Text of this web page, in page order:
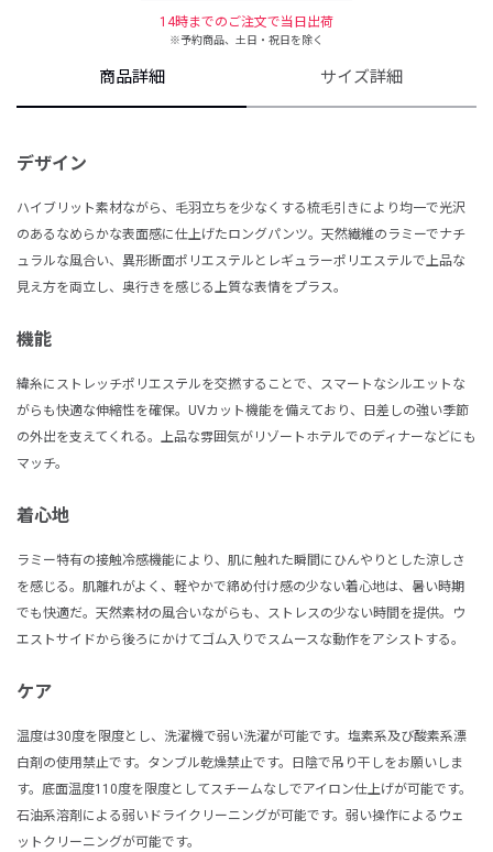
14時までのご注文で当日出荷
※予約商品、土日・祝日を除く
商品詳細 サイズ詳細
デザイン
ハイブリット素材ながら、毛羽立ちを少なくする梳毛引きにより均一で光沢
のあるなめらかな表面感に仕上げたロングパンツ。天然繊維のラミーでナチ
ュラルな風合い、異形断面ポリエステルとレギュラーポリエステルで上品な
見え方を両立し、奥行きを感じる上質な表情をプラス。
機能
緯糸にストレッチポリエステルを交撚することで、スマートなシルエットな
がらも快適な伸縮性を確保。UVカット機能を備えており、日差しの強い季節
の外出を支えてくれる。上品な雰囲気がリゾートホテルでのディナーなどにも
マッチ。
着心地
ラミー特有の接触冷感機能により、肌に触れた瞬間にひんやりとした涼しさ
を感じる。肌離れがよく、軽やかで締め付け感の少ない着心地は、暑い時期
でも快適だ。天然素材の風合いながらも、ストレスの少ない時間を提供。ウ
エストサイドから後ろにかけてゴム入りでスムースな動作をアシストする。
ケア
温度は30度を限度とし、洗濯機で弱い洗濯が可能です。塩素系及び酸素系漂
白剤の使用禁止です。タンブル乾燥禁止です。日陰で吊り干しをお願いしま
す。底面温度110度を限度としてスチームなしでアイロン仕上げが可能です。
石油系溶剤による弱いドライクリーニングが可能です。弱い操作によるウェ
ットクリーニングが可能です。